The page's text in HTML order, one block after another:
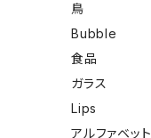
鳥
Bubble
食品
ガラス
Lips
アルファベット